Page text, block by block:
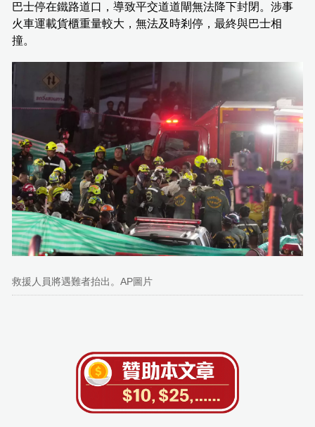
巴士停在鐵路道口，導致平交道道閘無法降下封閉。涉事
火車運載貨櫃重量較大，無法及時剎停，最終與巴士相
撞。
救援人員將遇難者抬出。AP圖片